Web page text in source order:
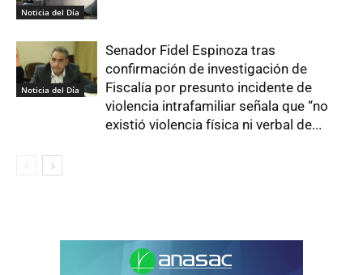
Noticia del Día
Noticia del Día
Senador Fidel Espinoza tras
confirmación de investigación de
Fiscalía por presunto incidente de
violencia intrafamiliar señala que “no
existió violencia física ni verbal de...